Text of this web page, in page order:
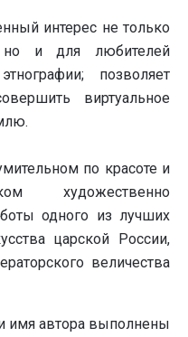
интерес не только
но и для любителей
позволяет
виртуальное
по красоте и
художественно
одного из лучших
царской России,
величества
имя автора выполнены